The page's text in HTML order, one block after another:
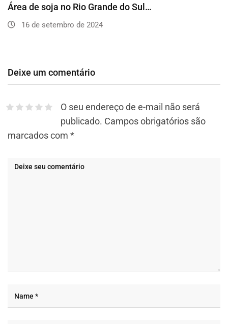
Área de soja no Rio Grande do Sul…
16 de setembro de 2024
Deixe um comentário
O seu endereço de e-mail não será
publicado. Campos obrigatórios são
marcados com *